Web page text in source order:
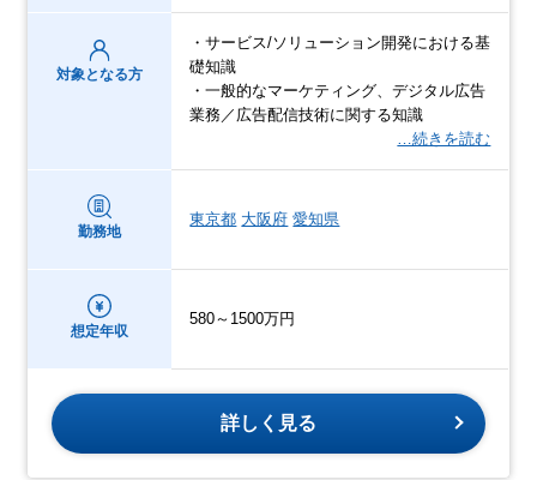
対象となる方
・サービス/ソリューション開発における基
礎知識
・一般的なマーケティング、デジタル広告
業務／広告配信技術に関する知識
…続きを読む
勤務地
東京都 大阪府 愛知県
想定年収
580～1500万円
詳しく見る